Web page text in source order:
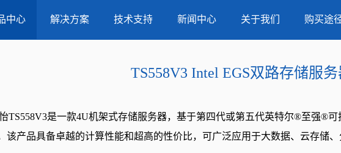
中心 解决方案 技术支持 新闻中心 关于我们 购买途
Intel EGS双路存储服务器
TS558V3 Intel EGS双路存储服务
TS558V3是一款4U机架式存储服务器，基于第四代或第五代英特尔®至强®
该产品具备卓越的计算性能和超高的性价比，可广泛应用于大数据、云存储